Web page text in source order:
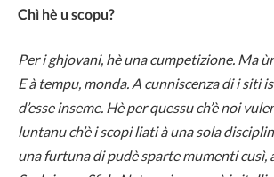
Chì hè u scopu?
Per i ghjovani, hè una cumpetizione. Ma
E à tempu, monda. A cunniscenza di i siti
d’esse inseme. Hè per quessu ch’è noi
luntanu ch’è i scopi liati à una sola
una furtuna di pudè sparte mumenti cusì,